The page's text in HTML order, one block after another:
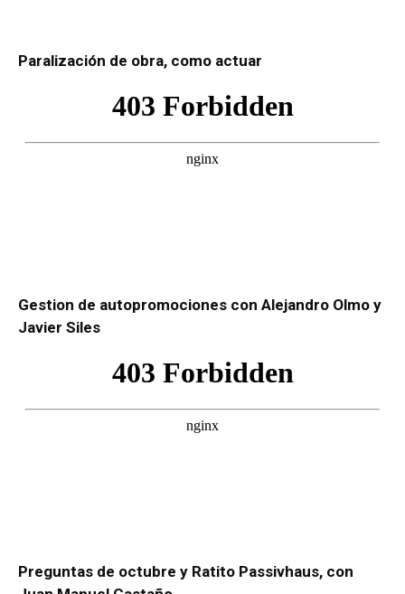
Paralización de obra, como actuar
Gestion de autopromociones con Alejandro Olmo y
Javier Siles
Preguntas de octubre y Ratito Passivhaus, con